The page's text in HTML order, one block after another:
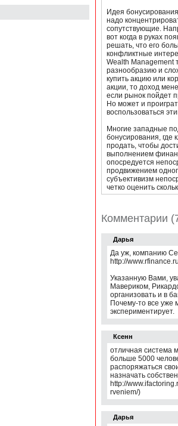
Идея
надо
сопутствующие.
вот когда в руках
решать, что его
конфликтные
Wealth Management
разнообразию и
купить акцию или
акции, то доход
если рынок пойдет
Но может и
воспользоваться
Многие западные
бонусирования, где
продать, чтобы
выполнением
опосредуется
продвижением
субъективизм
четко оценить
Комментарии
Дарья
Да уж, компанию
http://
Указанную Вами,
Мавериком,
организовать и в
Почему-то все уже
экспериментирует.
Ксенн
отличная система
больше 5000
распоряжаться
назначать
http://
rveniem/)
Дарья